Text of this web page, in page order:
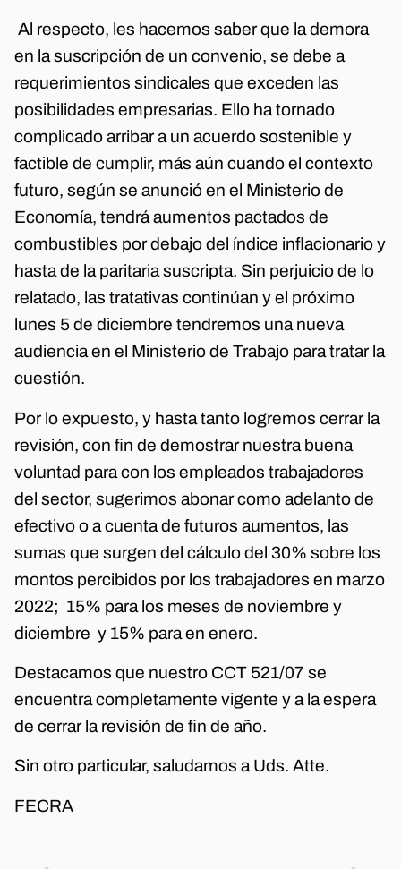
Al respecto, les hacemos saber que la demora
en la suscripción de un convenio, se debe a
requerimientos sindicales que exceden las
posibilidades empresarias. Ello ha tornado
complicado arribar a un acuerdo sostenible y
factible de cumplir, más aún cuando el contexto
futuro, según se anunció en el Ministerio de
Economía, tendrá aumentos pactados de
combustibles por debajo del índice inflacionario y
hasta de la paritaria suscripta. Sin perjuicio de lo
relatado, las tratativas continúan y el próximo
lunes 5 de diciembre tendremos una nueva
audiencia en el Ministerio de Trabajo para tratar la
cuestión.
Por lo expuesto, y hasta tanto logremos cerrar la
revisión, con fin de demostrar nuestra buena
voluntad para con los empleados trabajadores
del sector, sugerimos abonar como adelanto de
efectivo o a cuenta de futuros aumentos, las
sumas que surgen del cálculo del 30% sobre los
montos percibidos por los trabajadores en marzo
2022; 15% para los meses de noviembre y
diciembre y 15% para en enero.
Destacamos que nuestro CCT 521/07 se
encuentra completamente vigente y a la espera
de cerrar la revisión de fin de año.
Sin otro particular, saludamos a Uds. Atte.
FECRA